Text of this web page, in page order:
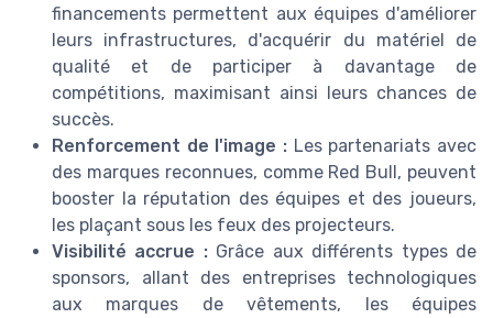
financements permettent aux équipes d'améliorer
leurs infrastructures, d'acquérir du matériel de
qualité et de participer à davantage de
compétitions, maximisant ainsi leurs chances de
succès.
Renforcement de l'image : Les partenariats avec
des marques reconnues, comme Red Bull, peuvent
booster la réputation des équipes et des joueurs,
les plaçant sous les feux des projecteurs.
Visibilité accrue :Grâce aux différents types de
sponsors, allant des entreprises technologiques
aux marques de vêtements, les équipes